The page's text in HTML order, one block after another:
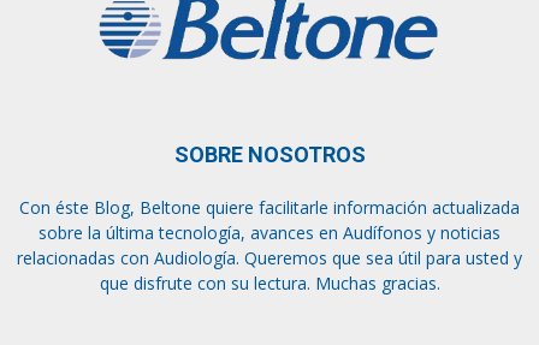
SOBRE NOSOTROS
Con éste Blog, Beltone quiere facilitarle información actualizada
sobre la última tecnología, avances en Audífonos y noticias
relacionadas con Audiología. Queremos que sea útil para usted y
que disfrute con su lectura. Muchas gracias.